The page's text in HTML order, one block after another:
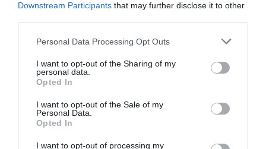
Downstream Participants that may further disclose it to other
Personal Data Processing Opt Outs
I want to opt-out of the Sharing of my
personal data.
Opted In
I want to opt-out of the Sale of my
Personal Data.
Opted In
I want to opt-out of processing my
farmacias comunitarias a sus clientes.
necesitan ninguna credencial adicional para
proporcionar servicios profesionales, si bien en algunos
casos (como en la revisión de medicamentos a
Programa de Calidad de la Asistencia Farmacéutica, del
Pharmacy Guild of Australia, es un programa de